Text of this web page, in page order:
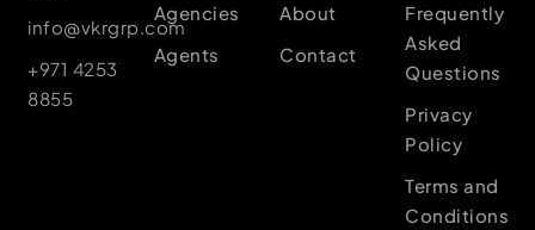
info@vkrgrp.com
+971 4253
8855
Agencies
Agents
About
Contact
Frequently
Asked
Questions
Privacy
Policy
Terms and
Conditions